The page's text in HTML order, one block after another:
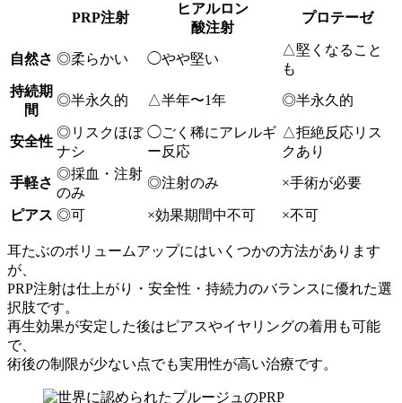
PRP注射
ヒアルロン
酸注射
プロテーゼ
自然さ ◎柔らかい ◯やや堅い
△堅くなること
も
持続期
間
◎半永久的 △半年〜1年 ◎半永久的
安全性
◎リスクほぼ
ナシ
◯ごく稀にアレルギ
ー反応
△拒絶反応リス
クあり
手軽さ
◎採血・注射
のみ
◎注射のみ ×手術が必要
ピアス ◎可 ×効果期間中不可 ×不可
耳たぶのボリュームアップにはいくつかの方法があります
が、
PRP注射は仕上がり・安全性・持続力のバランスに優れた選
択肢です。
再生効果が安定した後はピアスやイヤリングの着用も可能
で、
術後の制限が少ない点でも実用性が高い治療です。